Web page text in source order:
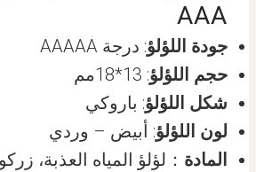
AAA
جودة اللؤلؤ: درجة AAAAA
حجم اللؤلؤ: 13*18مم
شكل اللؤلؤ: باروكي
لون اللؤلؤ: أبيض – وردي
المادة ：لؤلؤ المياه العذبة،